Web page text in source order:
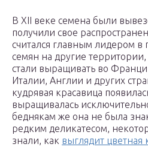
В XII веке семена были
получили свое
считался главным лидером в
семян на другие
стали выращивать во
Италии, Англии и других
кудрявая красавица
выращивалась
беднякам же она не была
редким деликатесом,
знали, как выглядит цветная